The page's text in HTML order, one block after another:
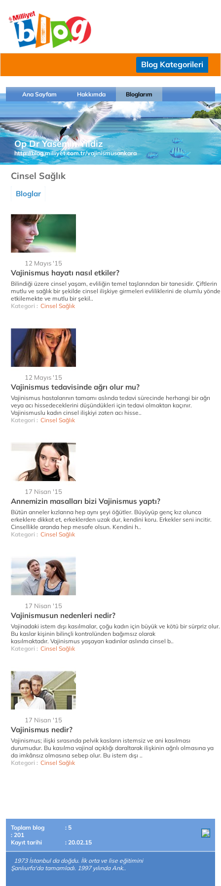
Blog Kategorileri
Ana Sayfam Hakkımda Bloglarım
Op Dr Yasemin Yildiz
http://blog.milliyet.com.tr/vajinismusankara
Cinsel Sağlık
Bloglar
12 Mayıs '15
Vajinismus hayatı nasıl etkiler?
Bilindiği üzere cinsel yaşam, evliliğin temel taşlarından bir tanesidir. Çiftlerin
mutlu ve sağlık bir şekilde cinsel ilişkiye girmeleri evliliklerini de olumlu yönde
etkilemekte ve mutlu bir şekil..
Kategori : Cinsel Sağlık
12 Mayıs '15
Vajinismus tedavisinde ağrı olur mu?
Vajinismus hastalarının tamamı aslında tedavi sürecinde herhangi bir ağrı
veya acı hissedeceklerini düşündükleri için tedavi olmaktan kaçınır.
Vajinismuslu kadın cinsel ilişkiyi zaten acı hisse..
Kategori : Cinsel Sağlık
17 Nisan '15
Annemizin masalları bizi Vajinismus yaptı?
Bütün anneler kızlarına hep aynı şeyi öğütler. Büyüyüp genç kız olunca
erkeklere dikkat et, erkeklerden uzak dur, kendini koru. Erkekler seni incitir.
Cinsellikle aranda hep mesafe olsun. Kendini h..
Kategori : Cinsel Sağlık
17 Nisan '15
Vajinismusun nedenleri nedir?
Vajinadaki istem dışı kasılmalar, çoğu kadın için büyük ve kötü bir sürpriz olur.
Bu kaslar kişinin bilinçli kontrolünden bağımsız olarak
kasılmaktadır. Vajinismus yaşayan kadınlar aslında cinsel b..
Kategori : Cinsel Sağlık
17 Nisan '15
Vajinismus nedir?
Vajinismus; ilişki sırasında pelvik kasların istemsiz ve ani kasılması
durumudur. Bu kasılma vajinal açıklığı daraltarak ilişkinin ağrılı olmasına ya
da imkânsız olmasına sebep olur. Bu istem dışı ..
Kategori : Cinsel Sağlık
Toplam blog
: 5
: 201
Kayıt tarihi
: 20.02.15
1973 İstanbul da doğdu. İlk orta ve lise eğitimini
Şanlıurfa'da tamamladı. 1997 yılında Ank..